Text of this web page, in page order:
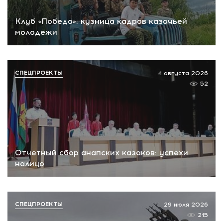
Клуб «Победа»: кузница кадров казачьей
молодежи
Отчетный сбор анапских казаков: успехи
налицо
4 августа 2026
52
СПЕЦПРОЕКТЫ
29 июля 2026
215
СПЕЦПРОЕКТЫ